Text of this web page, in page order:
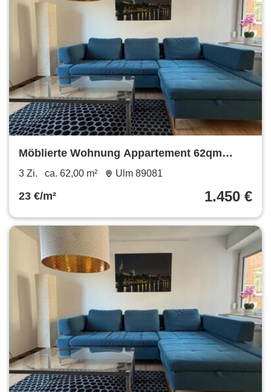
Möblierte Wohnung Appartement 62qm
Terrasse Ulm Söflingen
3 Zi. ca. 62,00 m² Ulm 89081
23 €/m² 1.450 €